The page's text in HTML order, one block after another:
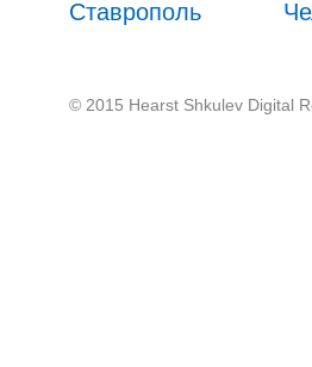
Ставрополь
© 2015 Hearst Shkulev Digital